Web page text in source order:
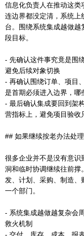
信息化负责人在推动这类
连边界都没定清，系统
台。围绕系统集成越做
段目标。
- 先确认这件事究竟是围
避免后续对象切换
- 再确认围绕订单、项目
是首期必须进入边界，
- 最后确认集成要回到架
营指标上，避免项目验收
## 如果继续按老办法处
很多企业并不是没有意
洞和临时协调继续往前
发、计划、采购、制造
一个部门。
- 系统集成越做越复杂会
救火机制
- 交付、库存、成本、报